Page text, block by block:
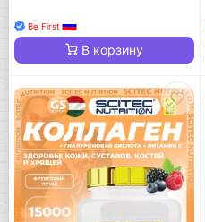
Be First
В корзину